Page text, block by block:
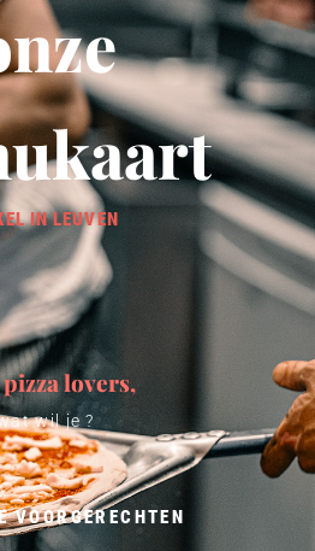
IN LEUVEN
lovers,
wil je ?
VOORGERECHTEN